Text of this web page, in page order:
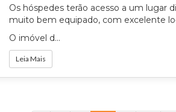
Os hóspedes terão acesso a um lugar
muito bem equipado, com excelente
O imóvel d...
Leia Mais